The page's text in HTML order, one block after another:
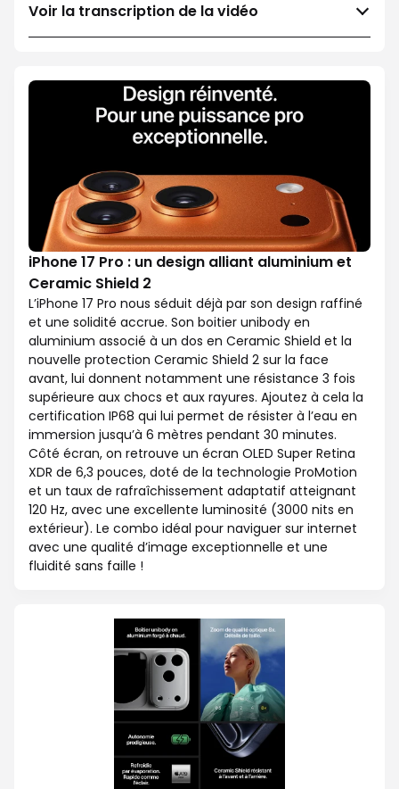
Voir la transcription de la vidéo
iPhone 17 Pro : un design alliant aluminium et
Ceramic Shield 2
L’iPhone 17 Pro nous séduit déjà par son design raffiné
et une solidité accrue. Son boitier unibody en
aluminium associé à un dos en Ceramic Shield et la
nouvelle protection Ceramic Shield 2 sur la face
avant, lui donnent notamment une résistance 3 fois
supérieure aux chocs et aux rayures. Ajoutez à cela la
certification IP68 qui lui permet de résister à l’eau en
immersion jusqu’à 6 mètres pendant 30 minutes.
Côté écran, on retrouve un écran OLED Super Retina
XDR de 6,3 pouces, doté de la technologie ProMotion
et un taux de rafraîchissement adaptatif atteignant
120 Hz, avec une excellente luminosité (3000 nits en
extérieur). Le combo idéal pour naviguer sur internet
avec une qualité d’image exceptionnelle et une
fluidité sans faille !